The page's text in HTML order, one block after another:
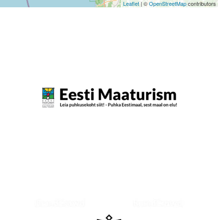
Leaflet | ©OpenStreetMapcontributors